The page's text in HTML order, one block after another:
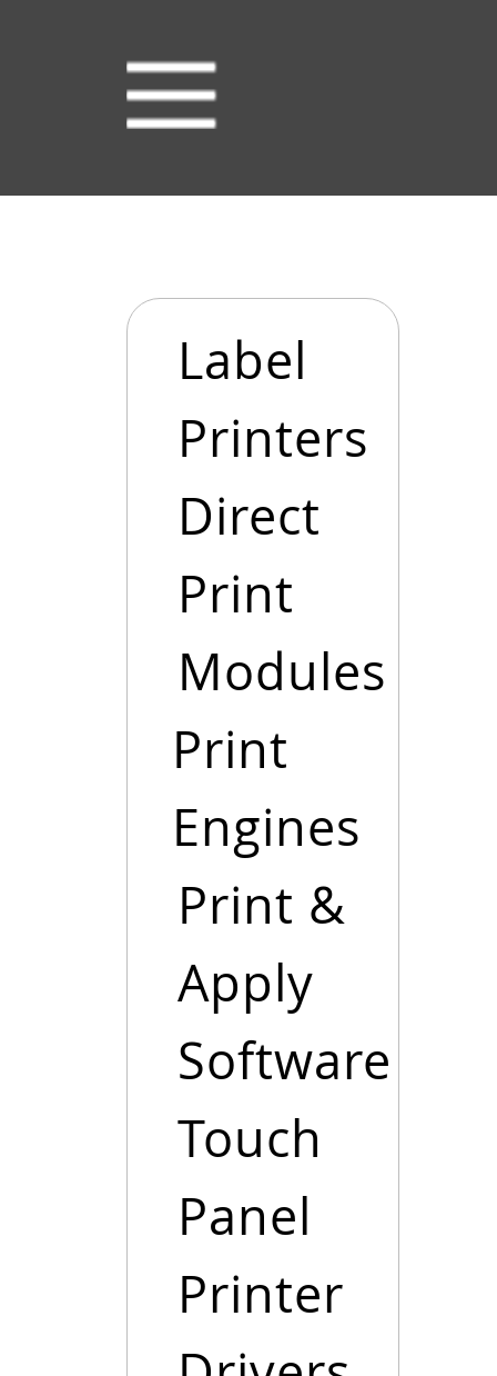
Label
Printers
Direct
Print
Modules
Print
Engines
Print &
Apply
Software
Touch
Panel
Printer